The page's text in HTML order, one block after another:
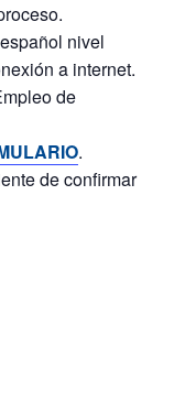
nivel
a internet.
de
.
de confirmar